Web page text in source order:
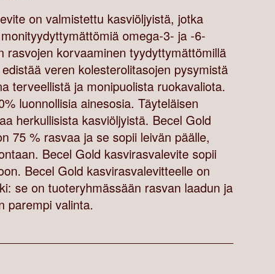
on valmistettu kasviöljyistä, jotka
omega-3- ja -6-
rasvojen korvaaminen tyydyttymättömillä
veren kolesterolitasojen pysymistä
terveellistä ja monipuolista ruokavaliota.
luonnollisia ainesosia. Täyteläisen
herkullisista kasviöljyistä. Becel Gold
75 % rasvaa ja se sopii leivän päälle,
Becel Gold kasvirasvalevite sopii
Becel Gold kasvirasvalevitteelle on
se on tuoteryhmässään rasvan laadun ja
parempi valinta.